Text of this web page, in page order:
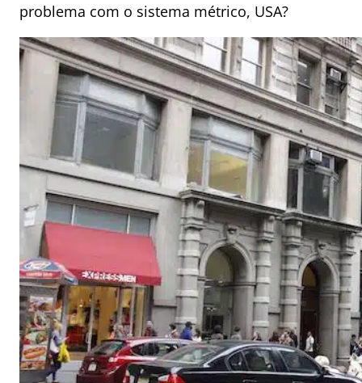
problema com o sistema métrico, USA?